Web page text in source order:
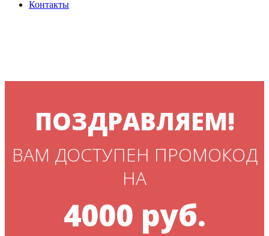
Контакты
ПОЗДРАВЛЯЕМ!
ВАМ ДОСТУПЕН ПРОМОКОД
НА
4000 руб.